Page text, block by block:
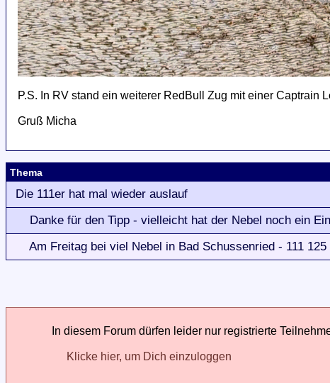
P.S. In RV stand ein weiterer RedBull Zug mit einer Captrain
Gruß Micha
Thema
Die 111er hat mal wieder auslauf
Danke für den Tipp - vielleicht hat der Nebel noch ein
Am Freitag bei viel Nebel in Bad Schussenried - 111
In diesem Forum dürfen leider nur registrierte
Klicke hier, um Dich einzuloggen